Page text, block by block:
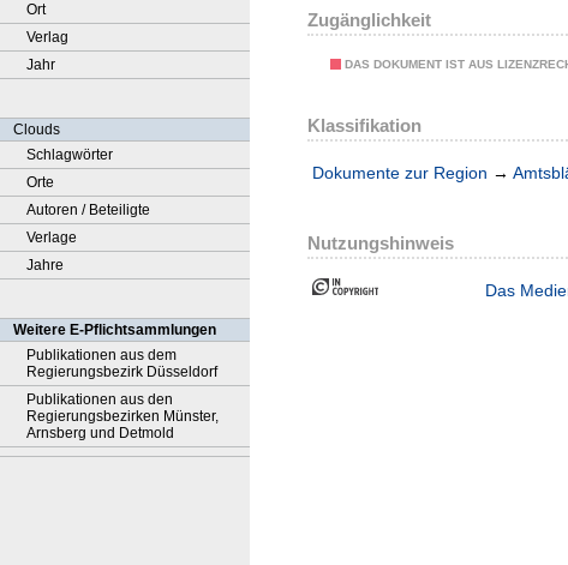
Ort
Verlag
Jahr
Clouds
Schlagwörter
Orte
Autoren / Beteiligte
Verlage
Jahre
Weitere E-Pflichtsammlungen
Publikationen aus dem
Regierungsbezirk Düsseldorf
Publikationen aus den
Regierungsbezirken Münster,
Arnsberg und Detmold
Zugänglichkeit
DAS DOKUMENT IST AUS
Klassifikation
Dokumente zur Region →
Nutzungshinweis
Das